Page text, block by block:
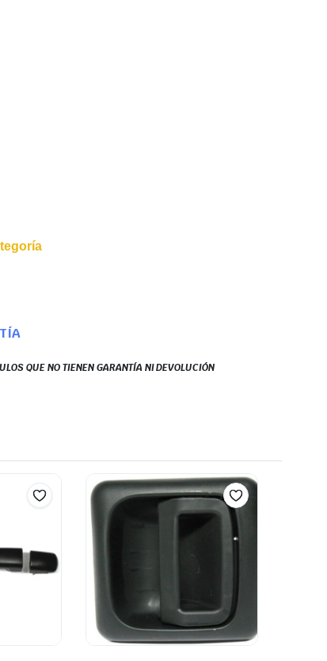
QUE NO TIENEN GARANTÍA NI DEVOLUCIÓN